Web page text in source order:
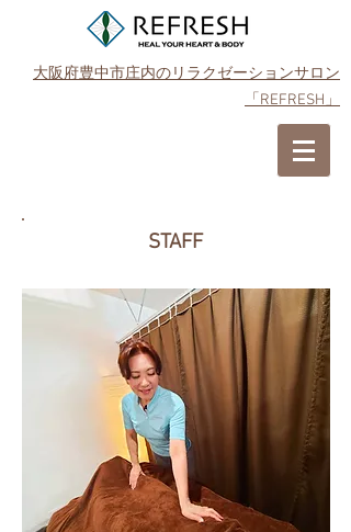
大阪府豊中市庄内のリラクゼーションサロン
「REFRESH」
STAFF